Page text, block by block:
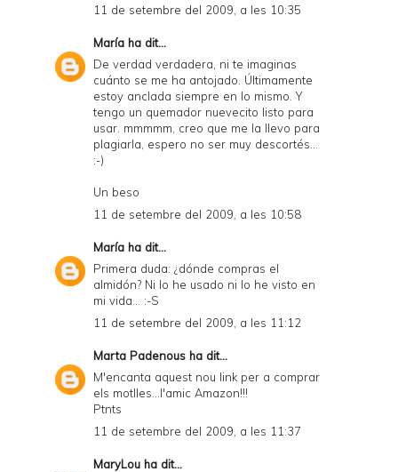
d
P
D
F
11 de setembre del 2009, a les 10:35
María ha dit...
De verdad verdadera, ni te imaginas
cuánto se me ha antojado. Últimamente
estoy anclada siempre en lo mismo. Y
tengo un quemador nuevecito listo para
usar. mmmmm, creo que me la llevo para
plagiarla, espero no ser muy descortés...
:-)
Un beso
11 de setembre del 2009, a les 10:58
María ha dit...
Primera duda: ¿dónde compras el
almidón? Ni lo he usado ni lo he visto en
mi vida... :-S
11 de setembre del 2009, a les 11:12
Marta Padenous ha dit...
M'encanta aquest nou link per a comprar
els motlles...l'amic Amazon!!!
Ptnts
11 de setembre del 2009, a les 11:37
MaryLou ha dit...